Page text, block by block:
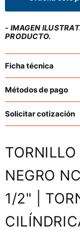
- IMAGEN
PRODUCTO.
Ficha técnica
Métodos de pago
Solicitar cotización
NEGRO
1/2" |